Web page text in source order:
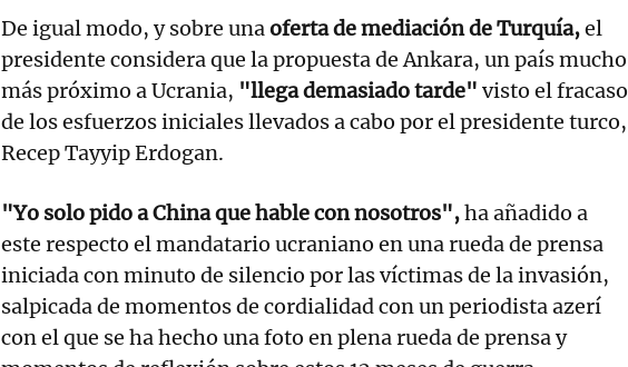
De igual modo, y sobre unaoferta de mediación de Turquía,el
presidente considera que la propuesta de Ankara, un país mucho
más próximo a Ucrania, "llega demasiado tarde" visto el fracaso
de los esfuerzos iniciales llevados a cabo por el presidente turco,
Recep Tayyip Erdogan.
"Yo solo pido a China que hable con nosotros",ha añadido a
este respecto el mandatario ucraniano en una rueda de prensa
iniciada con minuto de silencio por las víctimas de la invasión,
salpicada de momentos de cordialidad con un periodista azerí
con el que se ha hecho una foto en plena rueda de prensa y